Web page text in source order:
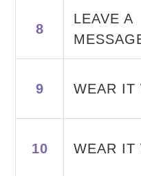
8
LEAVE A
9 WEAR IT
10 WEAR IT